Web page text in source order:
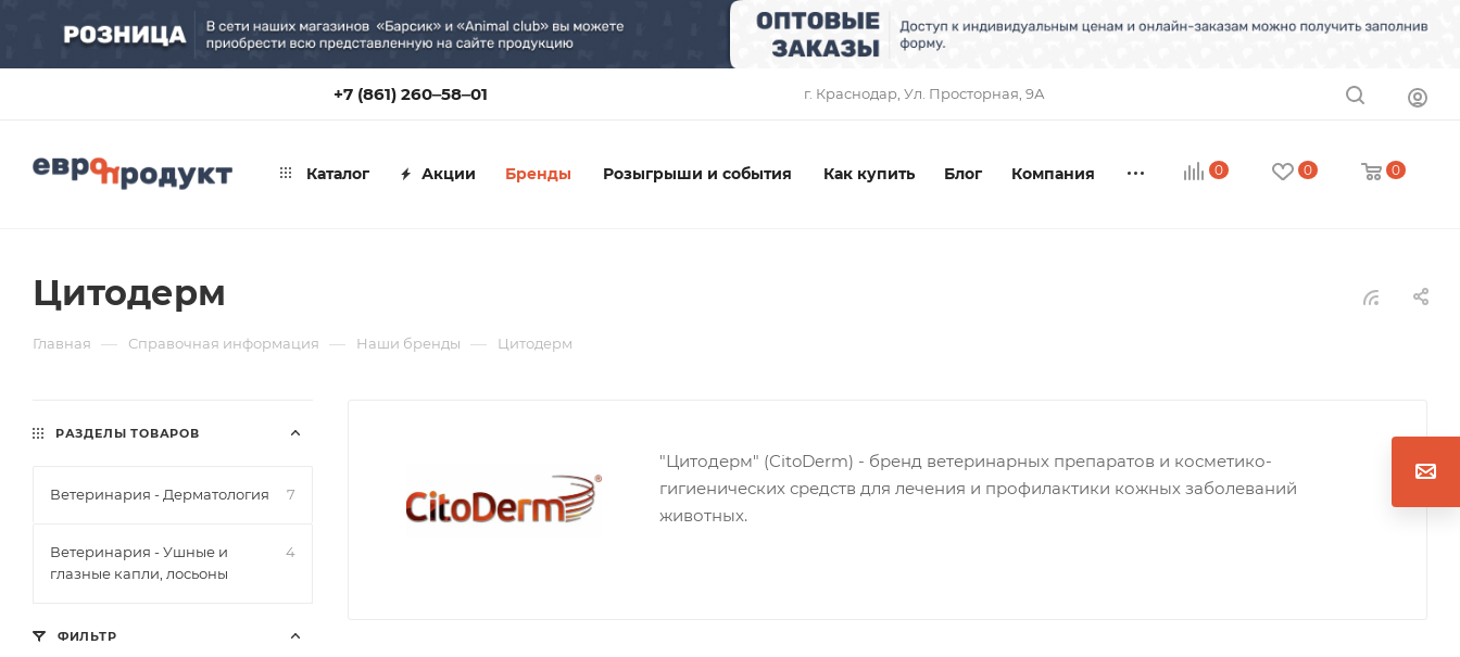
+7 (861) 260‒58‒01 г. Краснодар, ​Ул. Просторная, 9А
0 0 0
Каталог Акции Бренды Розыгрыши и события Как купить Блог Компания
Цитодерм
Главная — Справочная информация — Наши бренды — Цитодерм
"Цитодерм" (CitoDerm) - бренд ветеринарных препаратов и косметико-
гигиенических средств для лечения и профилактики кожных заболеваний
животных.
РАЗДЕЛЫ ТОВАРОВ
Ветеринария - Дерматология 7
Ветеринария - Ушные и
глазные капли, лосьоны
4
ФИЛЬТР